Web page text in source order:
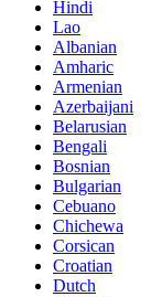
Hindi
Lao
Albanian
Amharic
Armenian
Azerbaijani
Belarusian
Bengali
Bosnian
Bulgarian
Cebuano
Chichewa
Corsican
Croatian
Dutch